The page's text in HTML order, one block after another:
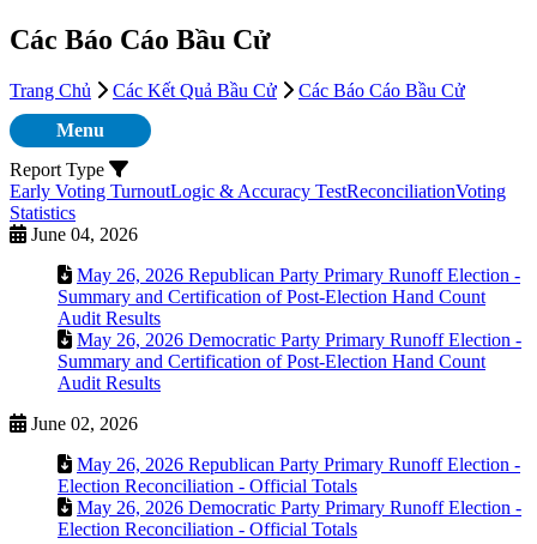
Các Báo Cáo Bầu Cử
Trang Chủ Các Kết Quả Bầu Cử
Các Báo Cáo Bầu Cử
Menu
Report Type
Early Voting TurnoutLogic & Accuracy TestReconciliationVoting
Statistics
June 04, 2026
May 26, 2026 Republican Party Primary Runoff Election -
Summary and Certification of Post-Election Hand Count
Audit Results
May 26, 2026 Democratic Party Primary Runoff Election -
Summary and Certification of Post-Election Hand Count
Audit Results
June 02, 2026
May 26, 2026 Republican Party Primary Runoff Election -
Election Reconciliation - Official Totals
May 26, 2026 Democratic Party Primary Runoff Election -
Election Reconciliation - Official Totals